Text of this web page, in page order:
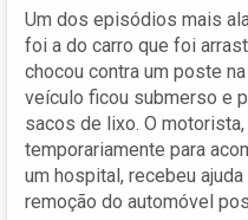
Um dos episódios mais
foi a do carro que foi
chocou contra um poste
veículo ficou submerso e
sacos de lixo. O
temporariamente para
um hospital, recebeu
remoção do automóvel